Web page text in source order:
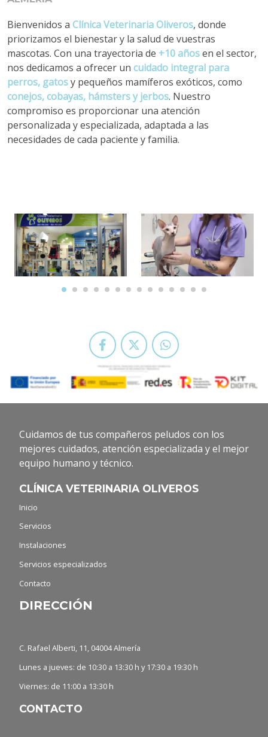
Bienvenidos a Clínica Veterinaria Oliveros, donde
priorizamos el bienestar y la salud de vuestras
mascotas. Con una trayectoria de +10 añosen el sector,
nos dedicamos a ofrecer un cuidado integral para
perros, gatosy pequeños mamíferos exóticos, como
conejos, cobayas, hámsters y jerbos. Nuestro
compromiso es proporcionar una atención
personalizada y especializada, adaptada a las
necesidades de cada paciente y familia.
Cuidamos de tus compañeros peludos con los
mejores cuidados, atención especializada y el mejor
equipo humano y técnico.
CLÍNICA VETERINARIA OLIVEROS
Inicio
Servicios
Instalaciones
Servicios especializados
Contacto
DIRECCIÓN
C. Rafael Alberti, 11, 04004 Almería
Lunes a jueves: de 10:30 a 13:30 h y 17:30 a 19:30 h
Viernes: de 11:00 a 13:30 h
CONTACTO